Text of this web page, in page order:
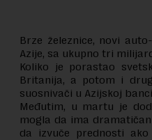
Brze železnice, novi
Azije, sa ukupno tri
Koliko je porastao
Britanija, a potom i
suosnivači u Azijskoj
Međutim, u martu je
mogla da ima
da izvuče prednosti